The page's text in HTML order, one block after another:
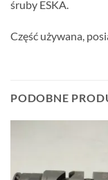
śruby ESKA.
Część używana,
PODOBNE